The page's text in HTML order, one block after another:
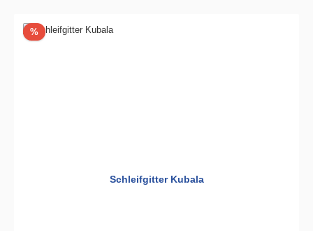
%Rabatt
Schleifgitter Kubala